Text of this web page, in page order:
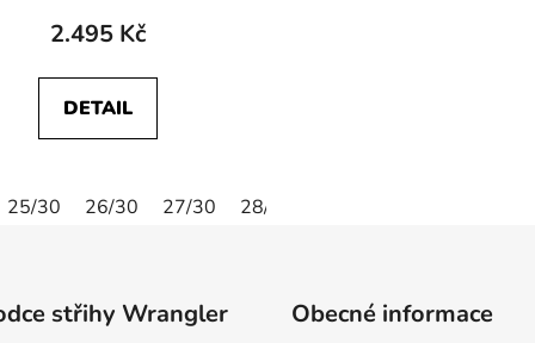
2.495 Kč
DETAIL
25/30 26/30 27/30 28/30
střihy Wrangler Obecné informace